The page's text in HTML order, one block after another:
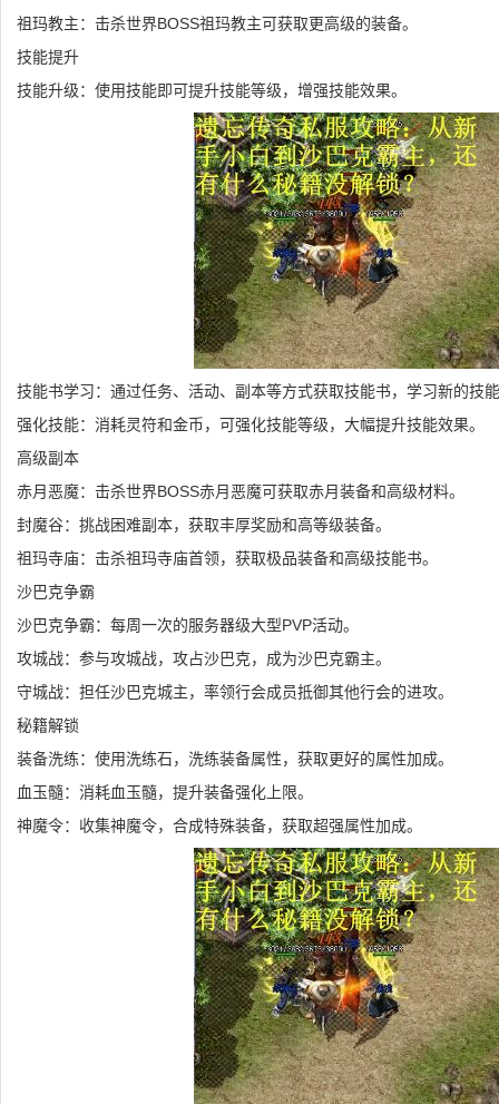
祖玛教主：击杀世界BOSS祖玛教主可获取更高级的装备。
技能提升
技能升级：使用技能即可提升技能等级，增强技能效果。
技能书学习：通过任务、活动、副本等方式获取技能书，学习新的技
强化技能：消耗灵符和金币，可强化技能等级，大幅提升技能效果。
高级副本
赤月恶魔：击杀世界BOSS赤月恶魔可获取赤月装备和高级材料。
封魔谷：挑战困难副本，获取丰厚奖励和高等级装备。
祖玛寺庙：击杀祖玛寺庙首领，获取极品装备和高级技能书。
沙巴克争霸
沙巴克争霸：每周一次的服务器级大型PVP活动。
攻城战：参与攻城战，攻占沙巴克，成为沙巴克霸主。
守城战：担任沙巴克城主，率领行会成员抵御其他行会的进攻。
秘籍解锁
装备洗练：使用洗练石，洗练装备属性，获取更好的属性加成。
血玉髓：消耗血玉髓，提升装备强化上限。
神魔令：收集神魔令，合成特殊装备，获取超强属性加成。